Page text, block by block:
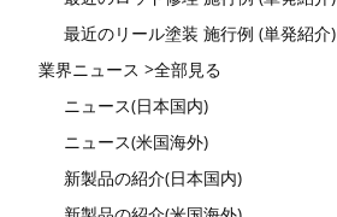
最近のリール塗装 施行例 (単発紹介)
業界ニュース >全部見る
ニュース(日本国内)
ニュース(米国海外)
新製品の紹介(日本国内)